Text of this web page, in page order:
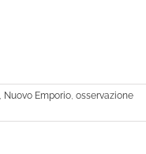
Nuovo Emporio osservazione